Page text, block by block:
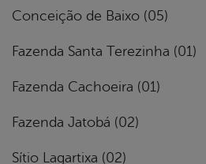
Conceição de Baixo (05)
Fazenda Santa Terezinha (01)
Fazenda Cachoeira (01)
Fazenda Jatobá (02)
Sítio Lagartixa (02)